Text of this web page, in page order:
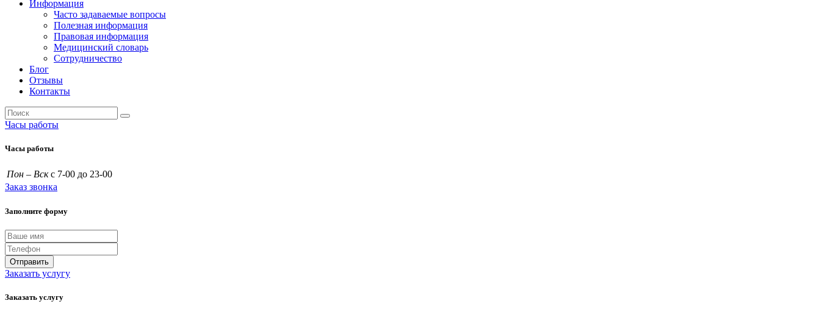
Информация
Часто задаваемые вопросы
Полезная информация
Правовая информация
Медицинский словарь
Сотрудничество
Блог
Отзывы
Контакты
Часы работы
Часы работы
Пон – Вск с 7-00 до 23-00
Заказ звонка
Заполните форму
Отправить
Заказать услугу
Заказать услугу